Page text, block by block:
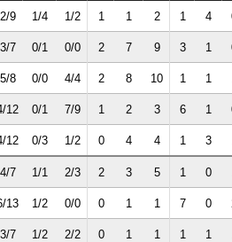
2/9 1/4 1/2 1 1 2 1 4
3/7 0/1 0/0 2 7 9 3 1
5/8 0/0 4/4 2 8 10 1 1
12 0/1 7/9 1 2 3 6 1
12 0/3 1/2 0 4 4 1 3
4/7 1/1 2/3 2 3 5 1 0
13 1/2 0/0 0 1 1 7 0
3/7 1/2 2/2 0 1 1 1 1